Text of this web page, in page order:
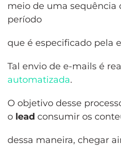
meio de uma sequência
período
que é especificado pela
Tal envio de e-mails é
automatizada.
O objetivo desse
o lead consumir os
dessa maneira, chegar